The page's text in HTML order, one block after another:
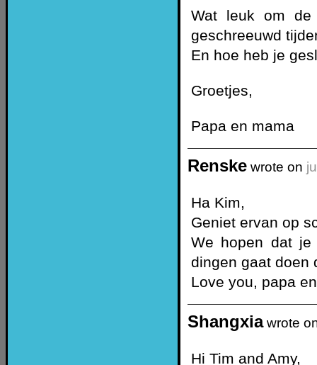
Wat leuk om de
geschreeuwd
En hoe heb je
Groetjes,
Papa en mama
Renske wrote on
Ha Kim,
Geniet ervan op
We hopen dat je
dingen gaat doen
Love you, papa
Shangxiawrote
Hi Tim and Amy,